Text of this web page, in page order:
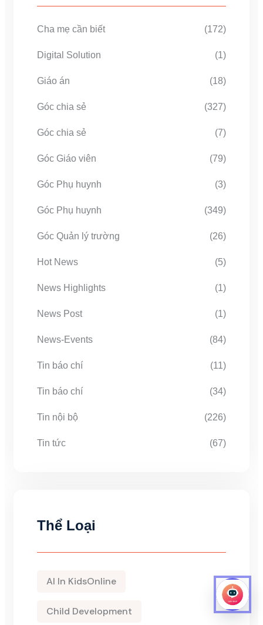
Cha mẹ cần biết (172)
Digital Solution (1)
Giáo án (18)
Góc chia sẻ (327)
Góc chia sẻ (7)
Góc Giáo viên (79)
Góc Phụ huynh (3)
Góc Phụ huynh (349)
Góc Quản lý trường (26)
Hot News (5)
News Highlights (1)
News Post (1)
News-Events (84)
Tin báo chí (11)
Tin báo chí (34)
Tin nội bộ (226)
Tin tức (67)
Thể Loại
AI In KidsOnline
Child Development